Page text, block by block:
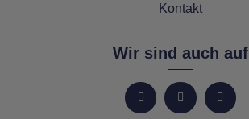
Kontakt
Wir sind auch auf